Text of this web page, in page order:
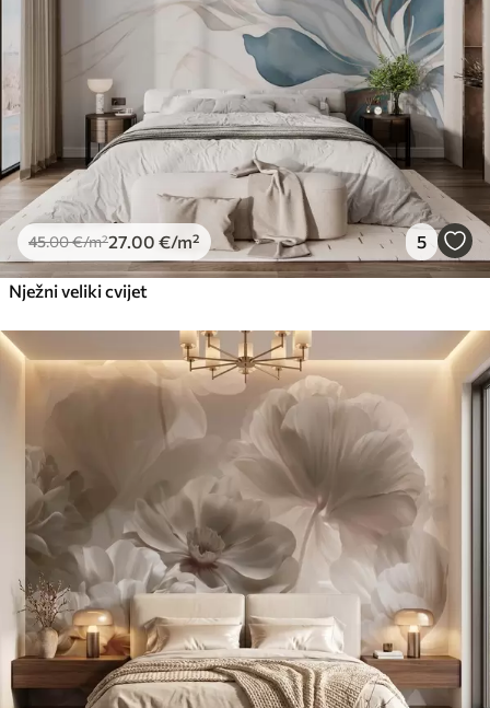
45.00€/m²27 .00 €/m² 5
Nježni veliki cvijet